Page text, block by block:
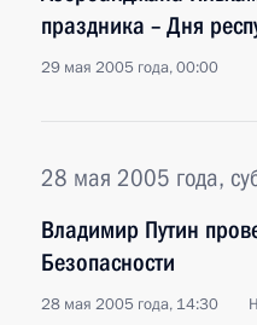
праздника – Дня
29 мая 2005 года, 00:00
28 мая 2005 года,
Владимир Путин
Безопасности
28 мая 2005 года, 14:30